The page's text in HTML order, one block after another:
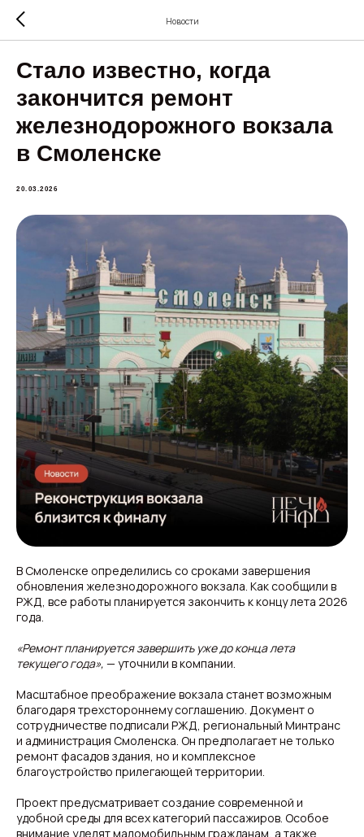
Новости
Стало известно, когда
закончится ремонт
железнодорожного вокзала
в Смоленске
20.03.2026
В Смоленске определились со сроками завершения
обновления железнодорожного вокзала. Как сообщили в
РЖД, все работы планируется закончить к концу лета 2026
года.
«Ремонт планируется завершить уже до конца лета
текущего года», — уточнили в компании.
Масштабное преображение вокзала станет возможным
благодаря трехстороннему соглашению. Документ о
сотрудничестве подписали РЖД, региональный Минтранс
и администрация Смоленска. Он предполагает не только
ремонт фасадов здания, но и комплексное
благоустройство прилегающей территории.
Проект предусматривает создание современной и
удобной среды для всех категорий пассажиров. Особое
внимание уделят маломобильным гражданам, а также